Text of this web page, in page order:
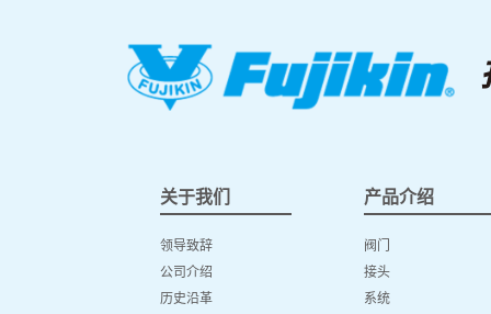
关于我们
领导致辞
公司介绍
历史沿革
产品介绍
阀门
接头
系统